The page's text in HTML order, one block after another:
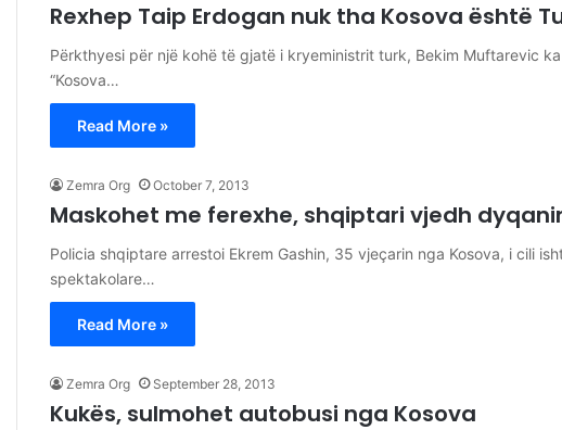
Rexhep Taip Erdogan nuk tha Kosova është
Përkthyesi për një kohë të gjatë i kryeministrit turk, Bekim Muftarevic
“Kosova…
Read More »
Zemra Org October 7, 2013
Maskohet me ferexhe, shqiptari vjedh
Policia shqiptare arrestoi Ekrem Gashin, 35 vjeçarin nga Kosova, i cili
spektakolare…
Read More »
Zemra Org September 28, 2013
Kukës, sulmohet autobusi nga Kosova